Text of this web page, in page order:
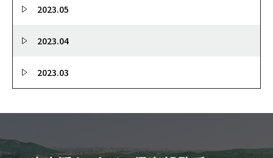
2023.05
2023.04
2023.03